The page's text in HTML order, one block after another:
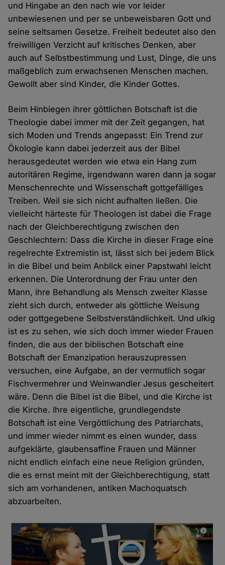
und Hingabe an den nach wie vor leider
unbewiesenen und per se unbeweisbaren Gott und
seine seltsamen Gesetze. Freiheit bedeutet also den
freiwilligen Verzicht auf kritisches Denken, aber
auch auf Selbstbestimmung und Lust, Dinge, die uns
maßgeblich zum erwachsenen Menschen machen.
Gewollt aber sind Kinder, die Kinder Gottes.
Beim Hinbiegen ihrer göttlichen Botschaft ist die
Theologie dabei immer mit der Zeit gegangen, hat
sich Moden und Trends angepasst: Ein Trend zur
Ökologie kann dabei jederzeit aus der Bibel
herausgedeutet werden wie etwa ein Hang zum
autoritären Regime, irgendwann waren dann ja sogar
Menschenrechte und Wissenschaft gottgefälliges
Treiben. Weil sie sich nicht aufhalten ließen. Die
vielleicht härteste für Theologen ist dabei die Frage
nach der Gleichberechtigung zwischen den
Geschlechtern: Dass die Kirche in dieser Frage eine
regelrechte Extremistin ist, lässt sich bei jedem Blick
in die Bibel und beim Anblick einer Papstwahl leicht
erkennen. Die Unterordnung der Frau unter den
Mann, ihre Behandlung als Mensch zweiter Klasse
zieht sich durch, entweder als göttliche Weisung
oder gottgegebene Selbstverständlichkeit. Und ulkig
ist es zu sehen, wie sich doch immer wieder Frauen
finden, die aus der biblischen Botschaft eine
Botschaft der Emanzipation herauszupressen
versuchen, eine Aufgabe, an der vermutlich sogar
Fischvermehrer und Weinwandler Jesus gescheitert
wäre. Denn die Bibel ist die Bibel, und die Kirche ist
die Kirche. Ihre eigentliche, grundlegendste
Botschaft ist eine Vergöttlichung des Patriarchats,
und immer wieder nimmt es einen wunder, dass
aufgeklärte, glaubensaffine Frauen und Männer
nicht endlich einfach eine neue Religion gründen,
die es ernst meint mit der Gleichberechtigung, statt
sich am vorhandenen, antiken Machoquatsch
abzuarbeiten.